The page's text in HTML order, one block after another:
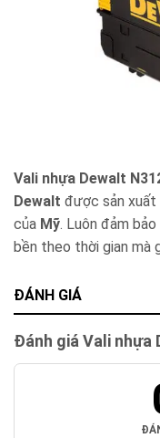
Vali nhựa Dewalt
Dewalt được sản xuất
của Mỹ. Luôn đảm
bền theo thời gian mà
ĐÁNH GIÁ
Đánh giá Vali nhựa